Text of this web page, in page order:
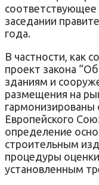
заседании
года.
В частности, как
проект закона
зданиям и
размещения на
гармонизированы
Европейского
определение
строительным
процедуры
установленным